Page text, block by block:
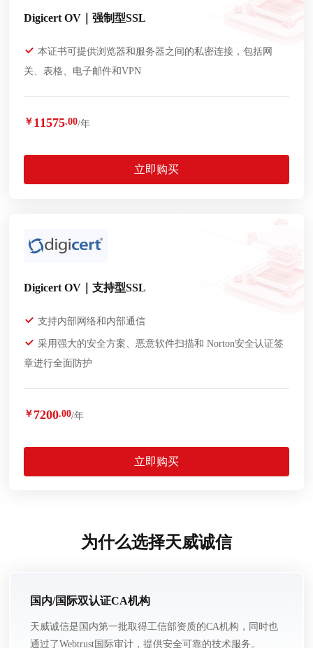
Digicert OV｜强制型SSL
本证书可提供浏览器和服务器之间的私密连接，包括网
关、表格、电子邮件和VPN
￥ 11575.00/年
立即购买
Digicert OV｜支持型SSL
支持内部网络和内部通信
采用强大的安全方案、恶意软件扫描和 Norton安全认证签
章进行全面防护
￥ 7200.00/年
立即购买
为什么选择天威诚信
国内/国际双认证CA机构
天威诚信是国内第一批取得工信部资质的CA机构，同时也
通过了Webtrust国际审计，提供安全可靠的技术服务。